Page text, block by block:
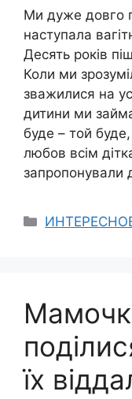
Ми дуже довго
наступала
Десять років
Коли ми
зважилися на
дитини ми
буде – той
любов всім
запропонували
Categories
їх